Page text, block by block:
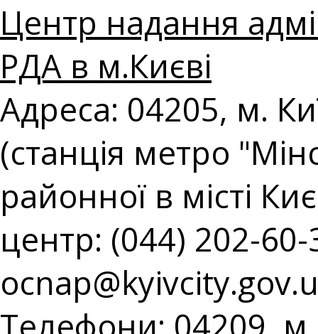
Центр надання
РДА в м.Києві
Адреса: 04205, м.
(станція метро
районної в місті
центр: (044) 202-